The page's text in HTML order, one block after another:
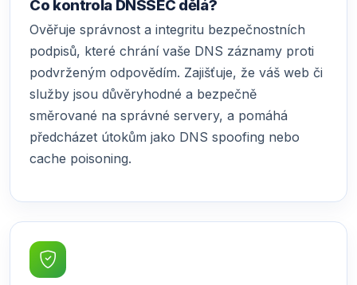
Co kontrola DNSSEC dělá?
Ověřuje správnost a integritu bezpečnostních
podpisů, které chrání vaše DNS záznamy proti
podvrženým odpovědím. Zajišťuje, že váš web či
služby jsou důvěryhodné a bezpečně
směrované na správné servery, a pomáhá
předcházet útokům jako DNS spoofing nebo
cache poisoning.